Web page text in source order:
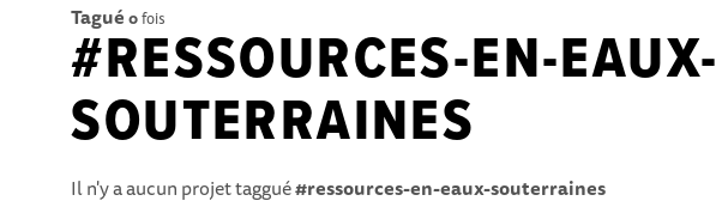
Tagué 0fois
#RESSOURCES-EN-EAUX-
SOUTERRAINES
Il n'y a aucun projet taggué#ressources-en-eaux-souterraines